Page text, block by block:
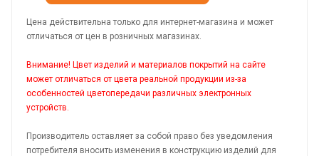
Цена действительна только для интернет-магазина и может
отличаться от цен в розничных магазинах.
Внимание! Цвет изделий и материалов покрытий на сайте
может отличаться от цвета реальной продукции из-за
особенностей цветопередачи различных электронных
устройств.
Производитель оставляет за собой право без уведомления
потребителя вносить изменения в конструкцию изделий для